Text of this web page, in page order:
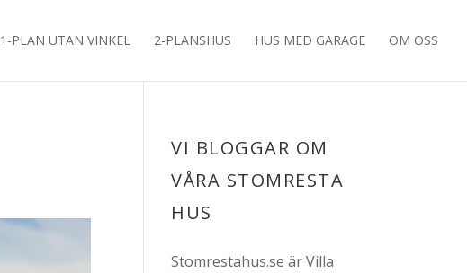
1-PLAN UTAN VINKEL 2-PLANSHUS HUS MED GARAGE OM OSS
VI BLOGGAR OM
VÅRA STOMRESTA
HUS
Stomrestahus.se är Villa